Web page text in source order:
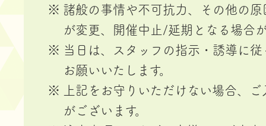
諸般の事情や不可抗力、その他の
が変更、開催中止/延期となる場合
当日は、スタッフの指示・誘導に
お願いいたします。
上記をお守りいただけない場合、
がございます。